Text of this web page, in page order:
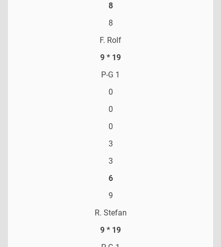
8
8
F. Rolf
9 * 19
P-G 1
0
0
0
3
3
6
9
R. Stefan
9 * 19